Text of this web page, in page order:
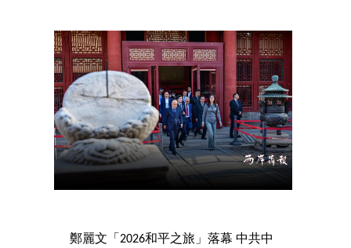
鄭麗文「2026和平之旅」落幕 中共中